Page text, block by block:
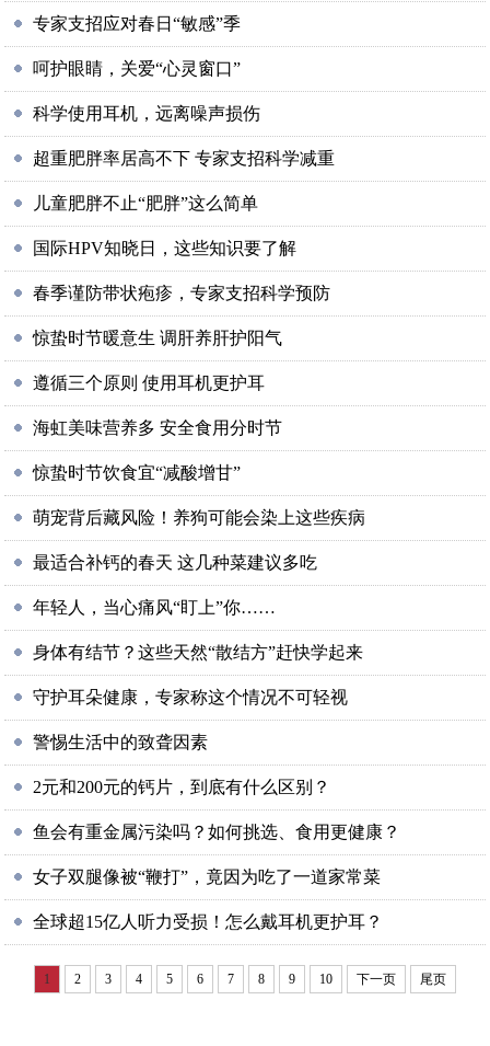
专家支招应对春日“敏感”季
呵护眼睛，关爱“心灵窗口”
科学使用耳机，远离噪声损伤
超重肥胖率居高不下 专家支招科学减重
儿童肥胖不止“肥胖”这么简单
国际HPV知晓日，这些知识要了解
春季谨防带状疱疹，专家支招科学预防
惊蛰时节暖意生 调肝养肝护阳气
遵循三个原则 使用耳机更护耳
海虹美味营养多 安全食用分时节
惊蛰时节饮食宜“减酸增甘”
萌宠背后藏风险！养狗可能会染上这些疾病
最适合补钙的春天 这几种菜建议多吃
年轻人，当心痛风“盯上”你……
身体有结节？这些天然“散结方”赶快学起来
守护耳朵健康，专家称这个情况不可轻视
警惕生活中的致聋因素
2元和200元的钙片，到底有什么区别？
鱼会有重金属污染吗？如何挑选、食用更健康？
女子双腿像被“鞭打”，竟因为吃了一道家常菜
全球超15亿人听力受损！怎么戴耳机更护耳？
1 2 3 4 5 6 7 8 9 10 下一页 尾页